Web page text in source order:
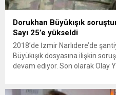
Dorukhan Büyükışık
Sayı 25’e yükseldi
2018’de İzmir Narlıdere’de
Büyükışık dosyasına ilişkin
devam ediyor. Son olarak Olay